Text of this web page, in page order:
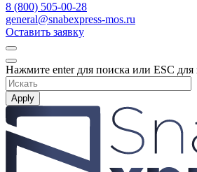
8 (800) 505-00-28
general@snabexpress-mos.ru
Оставить заявку
Нажмите enter для поиска или ESC для
Apply